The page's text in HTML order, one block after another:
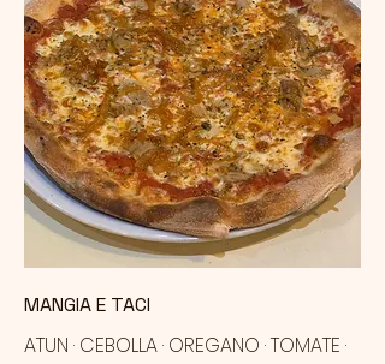
MANGIA E TACI
ATUN · CEBOLLA · OREGANO · TOMATE ·